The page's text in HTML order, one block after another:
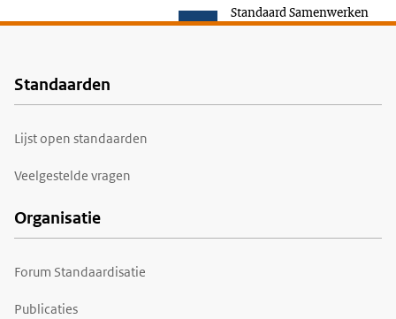
Standaard Samenwerken
Voet
Standaarden
Lijst open standaarden
Veelgestelde vragen
Organisatie
Forum Standaardisatie
Publicaties